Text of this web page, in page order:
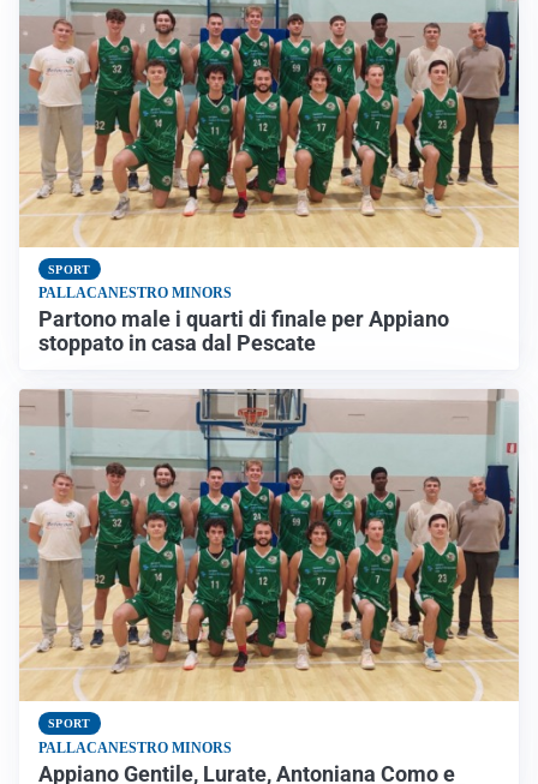
SPORT
PALLACANESTRO MINORS
Partono male i quarti di finale per Appiano
stoppato in casa dal Pescate
SPORT
PALLACANESTRO MINORS
Appiano Gentile, Lurate, Antoniana Como e